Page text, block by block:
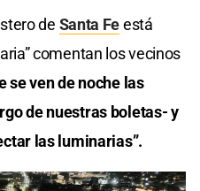
de Santa Feestá
comentan los vecinos
se ven de noche las
de nuestras boletas- y
las luminarias”.